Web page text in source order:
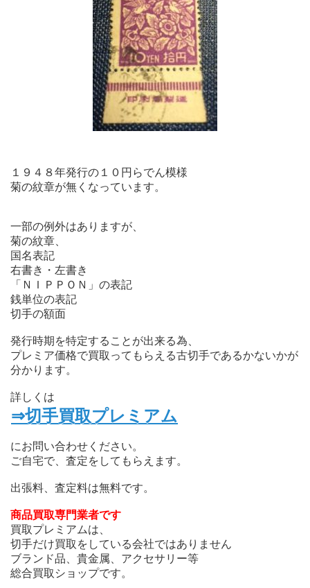
１９４８年発行の１０円らでん模様
菊の紋章が無くなっています。
一部の例外はありますが、
菊の紋章、
国名表記
右書き・左書き
「ＮＩＰＰＯＮ」の表記
銭単位の表記
切手の額面
発行時期を特定することが出来る為、
プレミア価格で買取ってもらえる古切手であるかないかが
分かります。
詳しくは
⇒切手買取プレミアム
にお問い合わせください。
ご自宅で、査定をしてもらえます。
出張料、査定料は無料です。
商品買取専門業者です
買取プレミアムは、
切手だけ買取をしている会社ではありません
ブランド品、貴金属、アクセサリー等
総合買取ショップです。